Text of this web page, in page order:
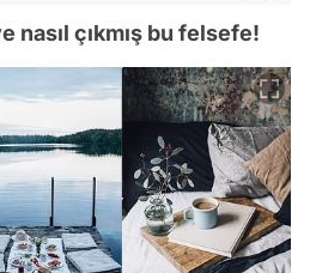
nasıl çıkmış bu felsefe!